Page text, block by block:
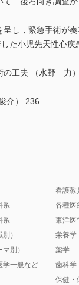
し，緊急手術が
た小児先天性心
の工夫 （水野 力
介） 236
系
系
）
別）
学一般など
看護教
各種医
東洋医
栄養学
薬学
歯科学
保健・